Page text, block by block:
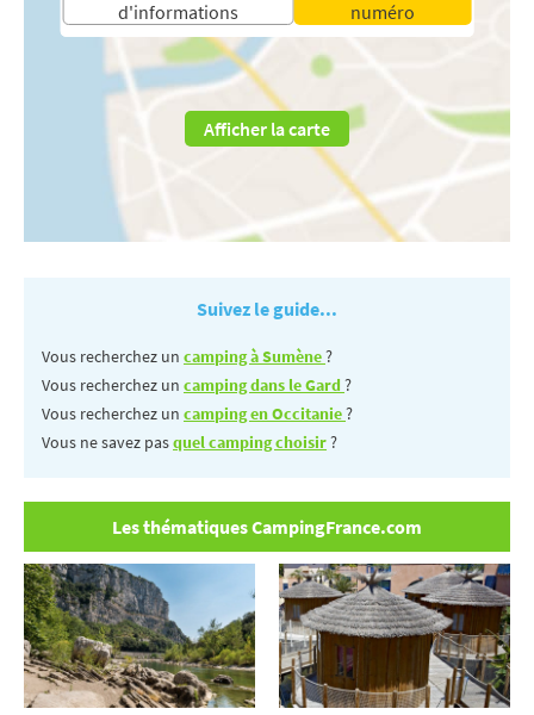
d'informations
numéro
Afficher la carte
Suivez le guide...
Vous recherchez un camping à Sumène?
Vous recherchez un camping dans le Gard?
Vous recherchez un camping en Occitanie?
Vous ne savez pasquel camping choisir?
Les thématiques CampingFrance.com